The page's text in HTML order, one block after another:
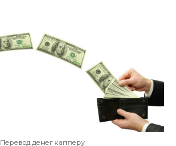
Перевод денег капперу